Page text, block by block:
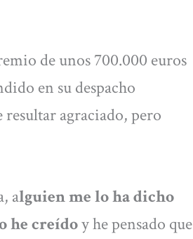
de unos 700.000 euros
en su despacho
agraciado, pero
alguien me lo ha dicho
he creídoy he pensado que